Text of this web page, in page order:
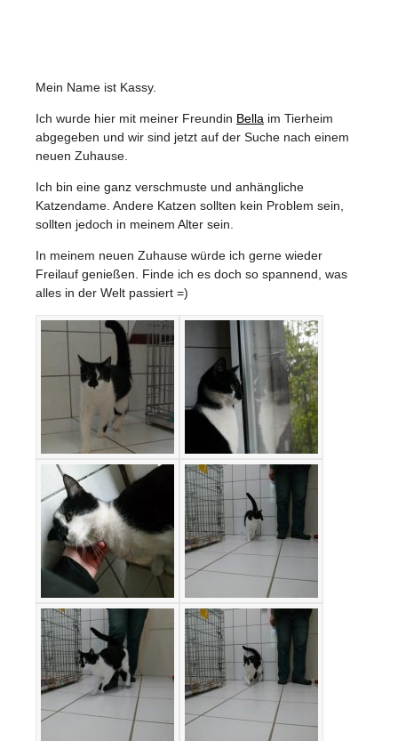
Mein Name ist Kassy.
Ich wurde hier mit meiner Freundin Bella im Tierheim
abgegeben und wir sind jetzt auf der Suche nach einem
neuen Zuhause.
Ich bin eine ganz verschmuste und anhängliche
Katzendame. Andere Katzen sollten kein Problem sein,
sollten jedoch in meinem Alter sein.
In meinem neuen Zuhause würde ich gerne wieder
Freilauf genießen. Finde ich es doch so spannend, was
alles in der Welt passiert =)